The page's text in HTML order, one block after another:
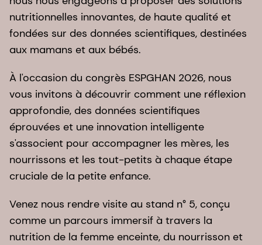
nutritionnelles innovantes, de haute qualité et
fondées sur des données scientifiques, destinées
aux mamans et aux bébés.
À l'occasion du congrès ESPGHAN 2026, nous
vous invitons à découvrir comment une réflexion
approfondie, des données scientifiques
éprouvées et une innovation intelligente
s'associent pour accompagner les mères, les
nourrissons et les tout-petits à chaque étape
cruciale de la petite enfance.
Venez nous rendre visite au stand n° 5, conçu
comme un parcours immersif à travers la
nutrition de la femme enceinte, du nourrisson et